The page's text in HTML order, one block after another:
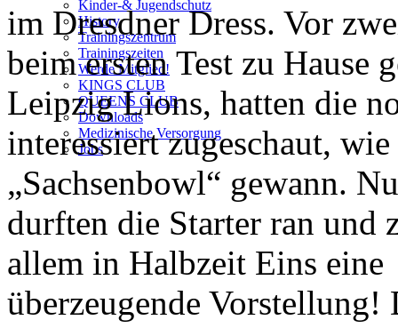
Kinder-& Jugendschutz
History
Trainingszentrum
Trainingszeiten
Werde Mitglied!
KINGS CLUB
QUEENS CLUB
Downloads
Medizinische Versorgung
Jobs
im Dresdner Dress. Vor
beim ersten Test zu Hause
Leipzig Lions, hatten die
interessiert zugeschaut,
„Sachsenbowl“ gewann.
durften die Starter ran und
allem in Halbzeit Eins eine
überzeugende Vorstellung!